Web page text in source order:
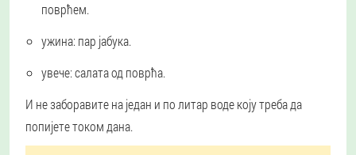
поврћем.
ужина: пар јабука.
увече:салата од поврћа.
И не заборавите на један и по литар воде коју треба да
попијете током дана.